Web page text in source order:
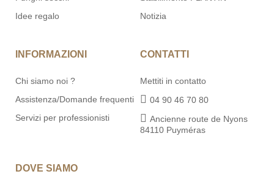
Idee regalo
Notizia
INFORMAZIONI
Chi siamo noi ?
Assistenza/Domande frequenti
Servizi per professionisti
CONTATTI
Mettiti in contatto
04 90 46 70 80
Ancienne route de Nyons
84110 Puyméras
DOVE SIAMO